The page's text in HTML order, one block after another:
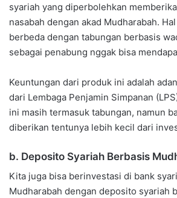
syariah yang diperbolehkan
nasabah dengan akad Mudharabah.
berbeda dengan tabungan berbasis
sebagai penabung nggak bisa
Keuntungan dari produk ini adalah
dari Lembaga Penjamin Simpanan
ini masih termasuk tabungan, namun
diberikan tentunya lebih kecil dari
b. Deposito Syariah Berbasis
Kita juga bisa berinvestasi di bank
Mudharabah dengan deposito syariah